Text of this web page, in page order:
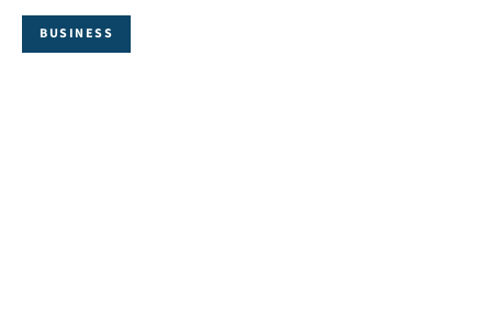
BUSINESS